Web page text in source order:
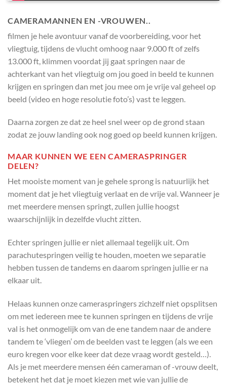
CAMERAMANNEN EN -VROUWEN..
filmen je hele avontuur vanaf de voorbereiding, voor het
vliegtuig, tijdens de vlucht omhoog naar 9.000 ft of zelfs
13.000 ft, klimmen voordat jij gaat springen naar de
achterkant van het vliegtuig om jou goed in beeld te kunnen
krijgen en springen dan met jou mee om je vrije val geheel op
beeld (video en hoge resolutie foto’s) vast te leggen.
Daarna zorgen ze dat ze heel snel weer op de grond staan
zodat ze jouw landing ook nog goed op beeld kunnen krijgen.
MAAR KUNNEN WE EEN CAMERASPRINGER
DELEN?
Het mooiste moment van je gehele sprong is natuurlijk het
moment dat je het vliegtuig verlaat en de vrije val. Wanneer je
met meerdere mensen springt, zullen jullie hoogst
waarschijnlijk in dezelfde vlucht zitten.
Echter springen jullie er niet allemaal tegelijk uit. Om
parachutespringen veilig te houden, moeten we separatie
hebben tussen de tandems en daarom springen jullie er na
elkaar uit.
Helaas kunnen onze cameraspringers zichzelf niet opsplitsen
om met iedereen mee te kunnen springen en tijdens de vrije
val is het onmogelijk om van de ene tandem naar de andere
tandem te ‘vliegen’ om de beelden vast te leggen (als we een
euro kregen voor elke keer dat deze vraag wordt gesteld…).
Als je met meerdere mensen één cameraman of -vrouw deelt,
betekent het dat je moet kiezen met wie van jullie de